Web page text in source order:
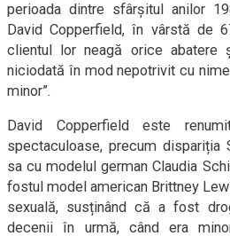
perioada dintre sfârșitul anilor
David Copperfield, în vârstă de
clientul lor neagă orice abatere
niciodată în mod nepotrivit cu
minor”.
David Copperfield este
spectaculoase, precum
sa cu modelul german Claudia
fostul model american Brittney
sexuală, susținând că a fost
decenii în urmă, când era